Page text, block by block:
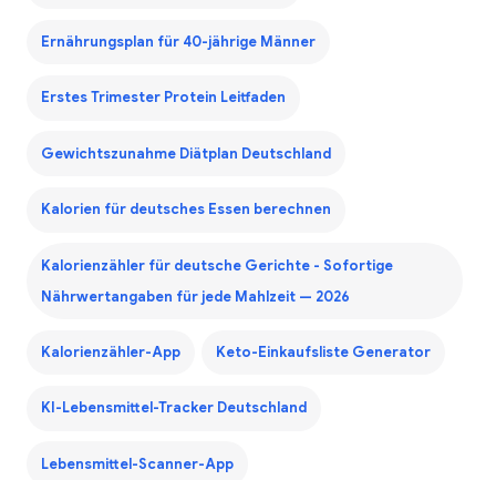
Ernährungsplan für 40-jährige Männer
Erstes Trimester Protein Leitfaden
Gewichtszunahme Diätplan Deutschland
Kalorien für deutsches Essen berechnen
Kalorienzähler für deutsche Gerichte - Sofortige
Nährwertangaben für jede Mahlzeit — 2026
Kalorienzähler-App Keto-Einkaufsliste Generator
KI-Lebensmittel-Tracker Deutschland
Lebensmittel-Scanner-App